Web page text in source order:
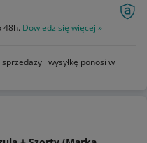
48h. Dowiedz się więcej »
i wysyłkę ponosi w